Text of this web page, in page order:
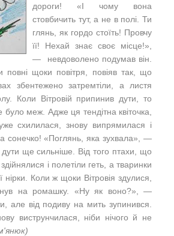
дороги! «І чому вона
стовбичить тут, а не в полі. Ти
глянь, як гордо стоїть! Провчу
її! Нехай знає своє місце!»,
— невдоволено подумав він.
повні щоки повітря, повіяв так, що
збентежено затремтіли, а листя
Коли Вітровій припинив дути, то
меж. Адже ця тендітна квіточка,
схилилася, знову випрямилася і
сонечко! «Поглянь, яка зухвала», —
дути ще сильніше. Від того птахи, що
і полетіли геть, а тваринки
нірки. Коли ж щоки Вітровія здулися,
на ромашку. «Ну як воно?», —
але від подиву на мить зупинився.
виструнчилася, ніби нічого й не